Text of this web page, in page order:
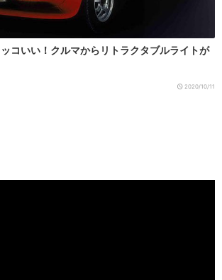
コいい！クルマからリトラクタブルライトが
2020/10/11